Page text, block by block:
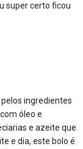
super certo ficou
ingredientes
óleo e
e azeite que
e dia, este bolo é